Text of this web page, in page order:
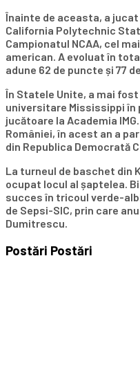
Înainte de aceasta, a
California Polytechnic
Campionatul NCAA, cel
american. A evoluat în
adune 62 de puncte și 77
În Statele Unite, a mai
universitare Mississippi în
jucătoare la Academia
României, în acest an a
din Republica Democrată
La turneul de baschet din
ocupat locul al șaptelea.
succes în tricoul verde-
de Sepsi-SIC, prin care
Dumitrescu.
Postări Postări